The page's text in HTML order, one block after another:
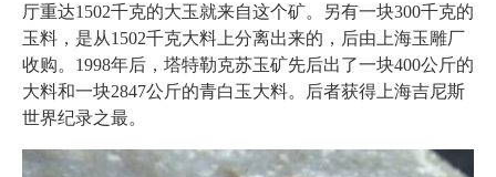
厅重达1502千克的大玉就来自这个矿。另有一块300千克的
玉料，是从1502千克大料上分离出来的，后由上海玉雕厂
收购。1998年后，塔特勒克苏玉矿先后出了一块400公斤的
大料和一块2847公斤的青白玉大料。后者获得上海吉尼斯
世界纪录之最。